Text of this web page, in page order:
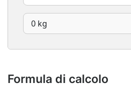
Formula di calcolo